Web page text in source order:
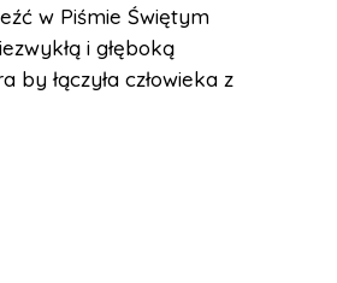
w Piśmie Świętym
i głęboką
by łączyła człowieka z